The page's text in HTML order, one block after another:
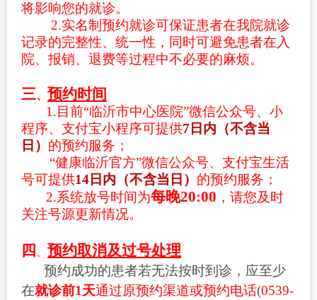
将影响您的就诊。
2.实名制预约就诊可保证患者在我院就诊
记录的完整性、统一性，同时可避免患者在入
院、报销、退费等过程中不必要的麻烦。
三、 预约时间
1.目前“临沂市中心医院”微信公众号、小
程序、支付宝小程序可提供7 日内 （不含当
日 ） 的预约服务；
“健康临沂官方”微信公众号、支付宝生活
号可提供14日内（不含当日） 的预约服务；
2.系统放号时间为每晚20:00 ，请您及时
关注号源更新情况。
四 预约取消及过号处理
预约成功的患者若无法按时到诊，应至少
在就诊前1天通过原预约渠道或预约电话(0539-